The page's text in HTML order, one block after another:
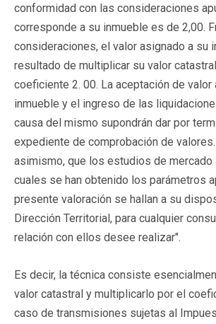
conformidad con las consideraciones
corresponde a su inmueble es de 2,00.
consideraciones, el valor asignado a su
resultado de multiplicar su valor
coeficiente 2. 00. La aceptación de valor
inmueble y el ingreso de las
causa del mismo supondrán dar por
expediente de comprobación de
asimismo, que los estudios de mercado
cuales se han obtenido los parámetros
presente valoración se hallan a su
Dirección Territorial, para cualquier
relación con ellos desee realizar".
Es decir, la técnica consiste
valor catastral y multiplicarlo por el
caso de transmisiones sujetas al